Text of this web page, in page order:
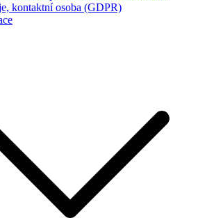
kontaktní osoba (GDPR)